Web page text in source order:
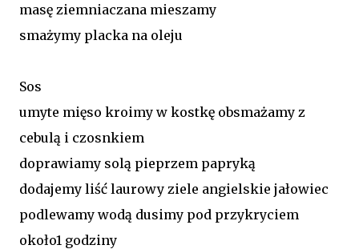
masę ziemniaczana mieszamy
smażymy placka na oleju
Sos
umyte mięso kroimy w kostkę obsmażamy z
cebulą i czosnkiem
doprawiamy solą pieprzem papryką
dodajemy liść laurowy ziele angielskie jałowiec
podlewamy wodą dusimy pod przykryciem
około1 godziny